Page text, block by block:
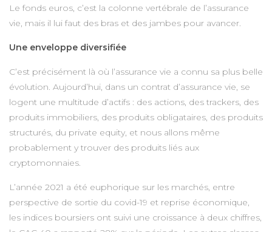
Le fonds euros, c’est la colonne vertébrale de l’assurance
vie, mais il lui faut des bras et des jambes pour avancer.
Une enveloppe diversifiée
C’est précisément là où l’assurance vie a connu sa plus belle
évolution. Aujourd’hui, dans un contrat d’assurance vie, se
logent une multitude d’actifs : des actions, des trackers, des
produits immobiliers, des produits obligataires, des produits
structurés, du private equity, et nous allons même
probablement y trouver des produits liés aux
cryptomonnaies.
L’année 2021 a été euphorique sur les marchés, entre
perspective de sortie du covid-19 et reprise économique,
les indices boursiers ont suivi une croissance à deux chiffres,